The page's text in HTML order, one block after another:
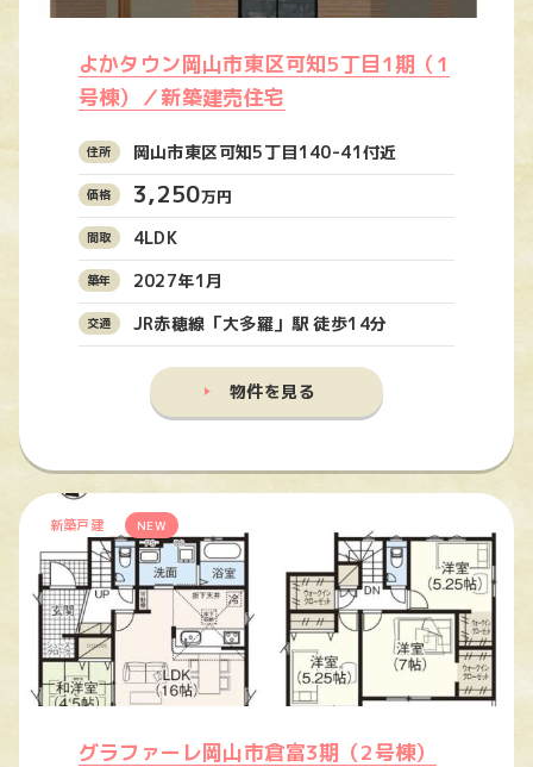
よかタウン岡山市東区可知5丁目1期（1
号棟）／新築建売住宅
岡山市東区可知5丁目140-41付近
3,250万円
4LDK
2027年1月
JR赤穂線「大多羅」駅 徒歩14分
物件を見る
新築戸建 NEW
グラファーレ岡山市倉富3期（2号棟）